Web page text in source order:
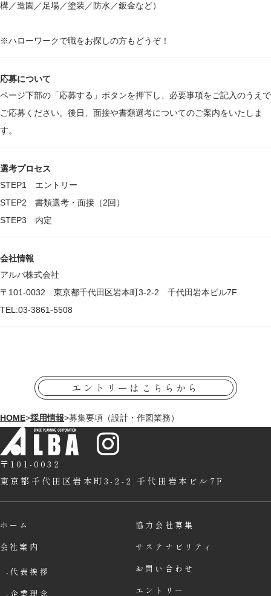
HOME>採用情報>募集要項（設計・作図業務）
構／造園／足場／塗装／防水／鈑金など）
※ハローワークで職をお探しの方もどうぞ！
応募について
ページ下部の「応募する」ボタンを押下し、必要事項をご記入のうえで
ご応募ください。後日、面接や書類選考についてのご案内をいたしま
す。
選考プロセス
STEP1 エントリー
STEP2 書類選考・面接（2回）
STEP3 内定
会社情報
アルバ株式会社
〒101-0032 東京都千代田区岩本町3-2-2 千代田岩本ビル7F
TEL:03-3861-5508
エントリーはこちらから
〒101-0032
東京都千代田区岩本町3-2-2 千代田岩本ビル7F
ホーム
会社案内
代表挨拶
企業理念
協力会社募集
サステナビリティ
お問い合わせ
エントリー